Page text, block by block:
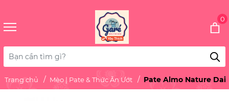
0
Trang chủ Mèo | Pate & Thức Ăn Ướt Pate Almo Nature